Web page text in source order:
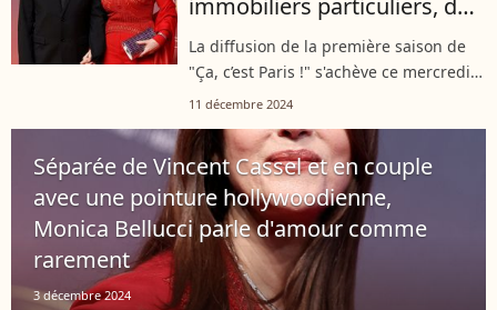
investissements réalisés
avec sa célèbre ex
La diffusion de la première saison de
"Ça, c’est Paris !" s'achève ce mercredi
soir sur France 2. L'occasion de
figure au casting de cette série,...
11 décembre 2024
Séparée de Vincent Cassel et en couple
avec une pointure hollywoodienne,
Monica Bellucci parle d'amour comme
rarement
3 décembre 2024